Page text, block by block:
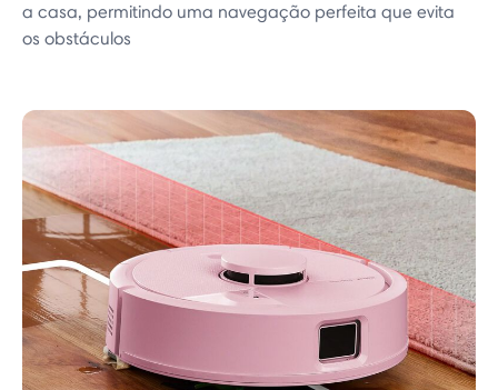
a casa, permitindo uma navegação perfeita que evita
os obstáculos